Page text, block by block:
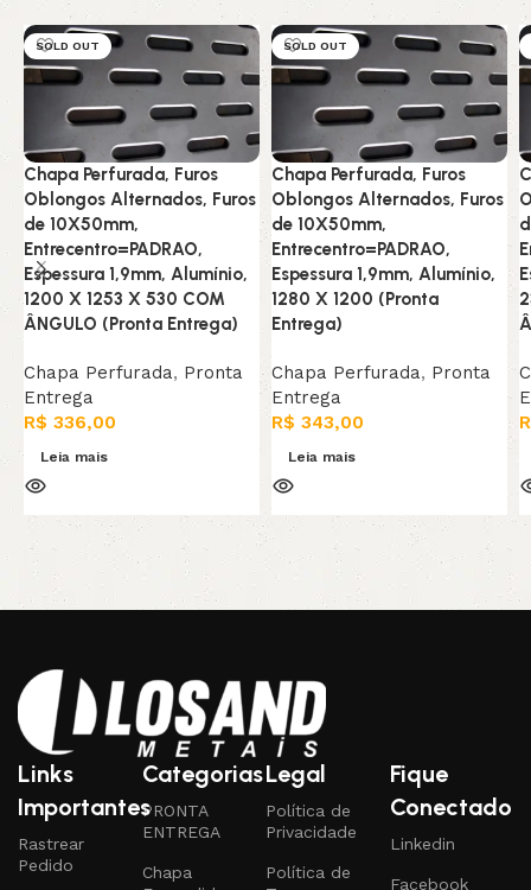
SOLD OUT
Chapa Perfurada, Furos
Oblongos Alternados, Furos
de 10X50mm,
Entrecentro=PADRAO,
Espessura 1,9mm, Alumínio,
1200 X 1253 X 530 COM
ÂNGULO (Pronta Entrega)
Chapa Perfurada, Pronta
Entrega
R$ 336,00
Leia mais
SOLD OUT
Chapa Perfurada, Furos
Oblongos Alternados, Furos
de 10X50mm,
Entrecentro=PADRAO,
Espessura 1,9mm, Alumínio,
1280 X 1200 (Pronta
Entrega)
Chapa Perfurada, Pronta
Entrega
R$ 343,00
Leia mais
Links
Importantes
Rastrear
Pedido
Categorias
PRONTA
ENTREGA
Chapa
Legal
Política de
Privacidade
Política de
Fique
Conectado
Linkedin
Facebook